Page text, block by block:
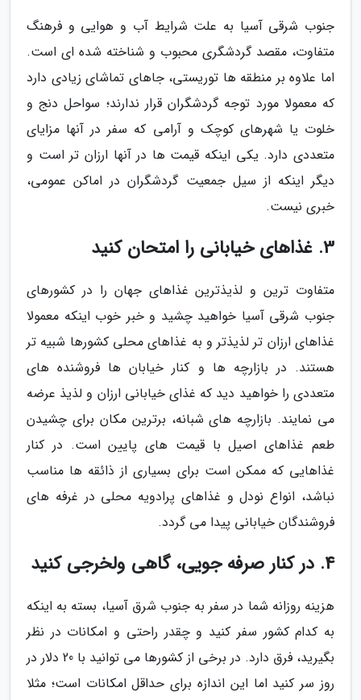
جنوب شرقی آسیا به علت شرایط آب و هوایی و فرهنگ
متفاوت، مقصد گردشگری محبوب و شناخته شده ای است.
اما علاوه بر منطقه ها توریستی، جاهای تماشای زیادی دارد
که معمولا مورد توجه گردشگران قرار ندارند؛ سواحل دنج و
خلوت یا شهرهای کوچک و آرامی که سفر در آنها مزایای
متعددی دارد. یکی اینکه قیمت ها در آنها ارزان تر است و
دیگر اینکه از سیل جمعیت گردشگران در اماکن عمومی،
خبری نیست.
3. غذاهای خیابانی را امتحان کنید
متفاوت ترین و لذیذترین غذاهای جهان را در کشورهای
جنوب شرقی آسیا خواهید چشید و خبر خوب اینکه معمولا
غذاهای ارزان تر لذیذتر و به غذاهای محلی کشورها شبیه تر
هستند. در بازارچه ها و کنار خیابان ها فروشنده های
متعددی را خواهید دید که غذای خیابانی ارزان و لذیذ عرضه
می نمایند. بازارچه های شبانه، برترین مکان برای چشیدن
طعم غذاهای اصیل با قیمت های پایین است. در کنار
غذاهایی که ممکن است برای بسیاری از ذائقه ها مناسب
نباشد، انواع نودل و غذاهای پرادویه محلی در غرفه های
فروشندگان خیابانی پیدا می گردد.
4. در کنار صرفه جویی، گاهی ولخرجی کنید
هزینه روزانه شما در سفر به جنوب شرق آسیا، بسته به اینکه
به کدام کشور سفر کنید و چقدر راحتی و امکانات در نظر
بگیرید، فرق دارد. در برخی از کشورها می توانید با 20 دلار در
روز سر کنید اما این اندازه برای حداقل امکانات است؛ مثلا